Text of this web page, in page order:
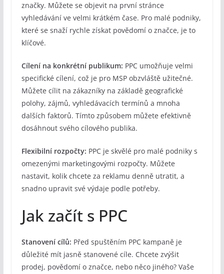
značky. Můžete se objevit na první stránce
vyhledávání ve velmi krátkém čase. Pro malé podniky,
které se snaží rychle získat povědomí o značce, je to
klíčové.
Cílení na konkrétní publikum: PPC umožňuje velmi
specifické cílení, což je pro MSP obzvláště užitečné.
Můžete cílit na zákazníky na základě geografické
polohy, zájmů, vyhledávacích termínů a mnoha
dalších faktorů. Tímto způsobem můžete efektivně
dosáhnout svého cílového publika.
Flexibilní rozpočty: PPC je skvělé pro malé podniky s
omezenými marketingovými rozpočty. Můžete
nastavit, kolik chcete za reklamu denně utratit, a
snadno upravit své výdaje podle potřeby.
Jak začít s PPC
Stanovení cílů: Před spuštěním PPC kampaně je
důležité mít jasně stanovené cíle. Chcete zvýšit
prodej, povědomí o značce, nebo něco jiného? Vaše